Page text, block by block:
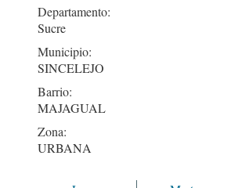
Departamento:
Sucre
Municipio:
SINCELEJO
Barrio:
MAJAGUAL
Zona:
URBANA